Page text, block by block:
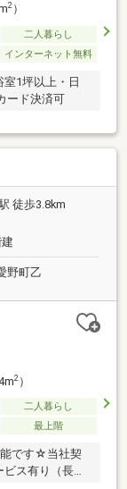
2）
二人暮らし
インターネット無料
1坪以上・日
ード決済可
徒歩3.8km
野町乙
2）
二人暮らし
最上階
です☆当社契
ス有り（長崎